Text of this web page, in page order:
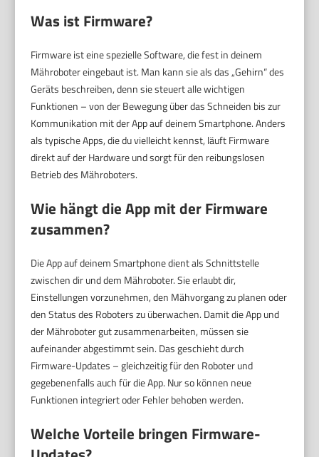
Was ist Firmware?
Firmware ist eine spezielle Software, die fest in deinem
Mähroboter eingebaut ist. Man kann sie als das „Gehirn“ des
Geräts beschreiben, denn sie steuert alle wichtigen
Funktionen – von der Bewegung über das Schneiden bis zur
Kommunikation mit der App auf deinem Smartphone. Anders
als typische Apps, die du vielleicht kennst, läuft Firmware
direkt auf der Hardware und sorgt für den reibungslosen
Betrieb des Mähroboters.
Wie hängt die App mit der Firmware
zusammen?
Die App auf deinem Smartphone dient als Schnittstelle
zwischen dir und dem Mähroboter. Sie erlaubt dir,
Einstellungen vorzunehmen, den Mähvorgang zu planen oder
den Status des Roboters zu überwachen. Damit die App und
der Mähroboter gut zusammenarbeiten, müssen sie
aufeinander abgestimmt sein. Das geschieht durch
Firmware-Updates – gleichzeitig für den Roboter und
gegebenenfalls auch für die App. Nur so können neue
Funktionen integriert oder Fehler behoben werden.
Welche Vorteile bringen Firmware-